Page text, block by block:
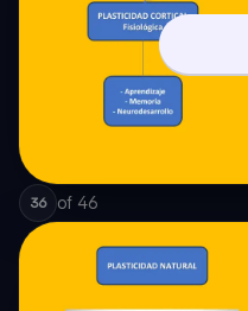
36 of 46